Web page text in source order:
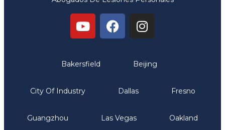
Bakersfield Beijing
City Of Industry Dallas Fresno
Guangzhou Las Vegas Oakland